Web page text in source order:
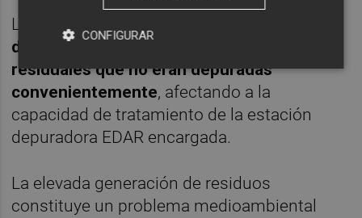
Las mediciones identificaron
de contaminantes peligrosos a las aguas
residuales que no eran depuradas
convenientemente, afectando a la
capacidad de tratamiento de la estación
depuradora EDAR encargada.
La elevada generación de residuos
constituye un problema medioambiental
CONFIGURAR